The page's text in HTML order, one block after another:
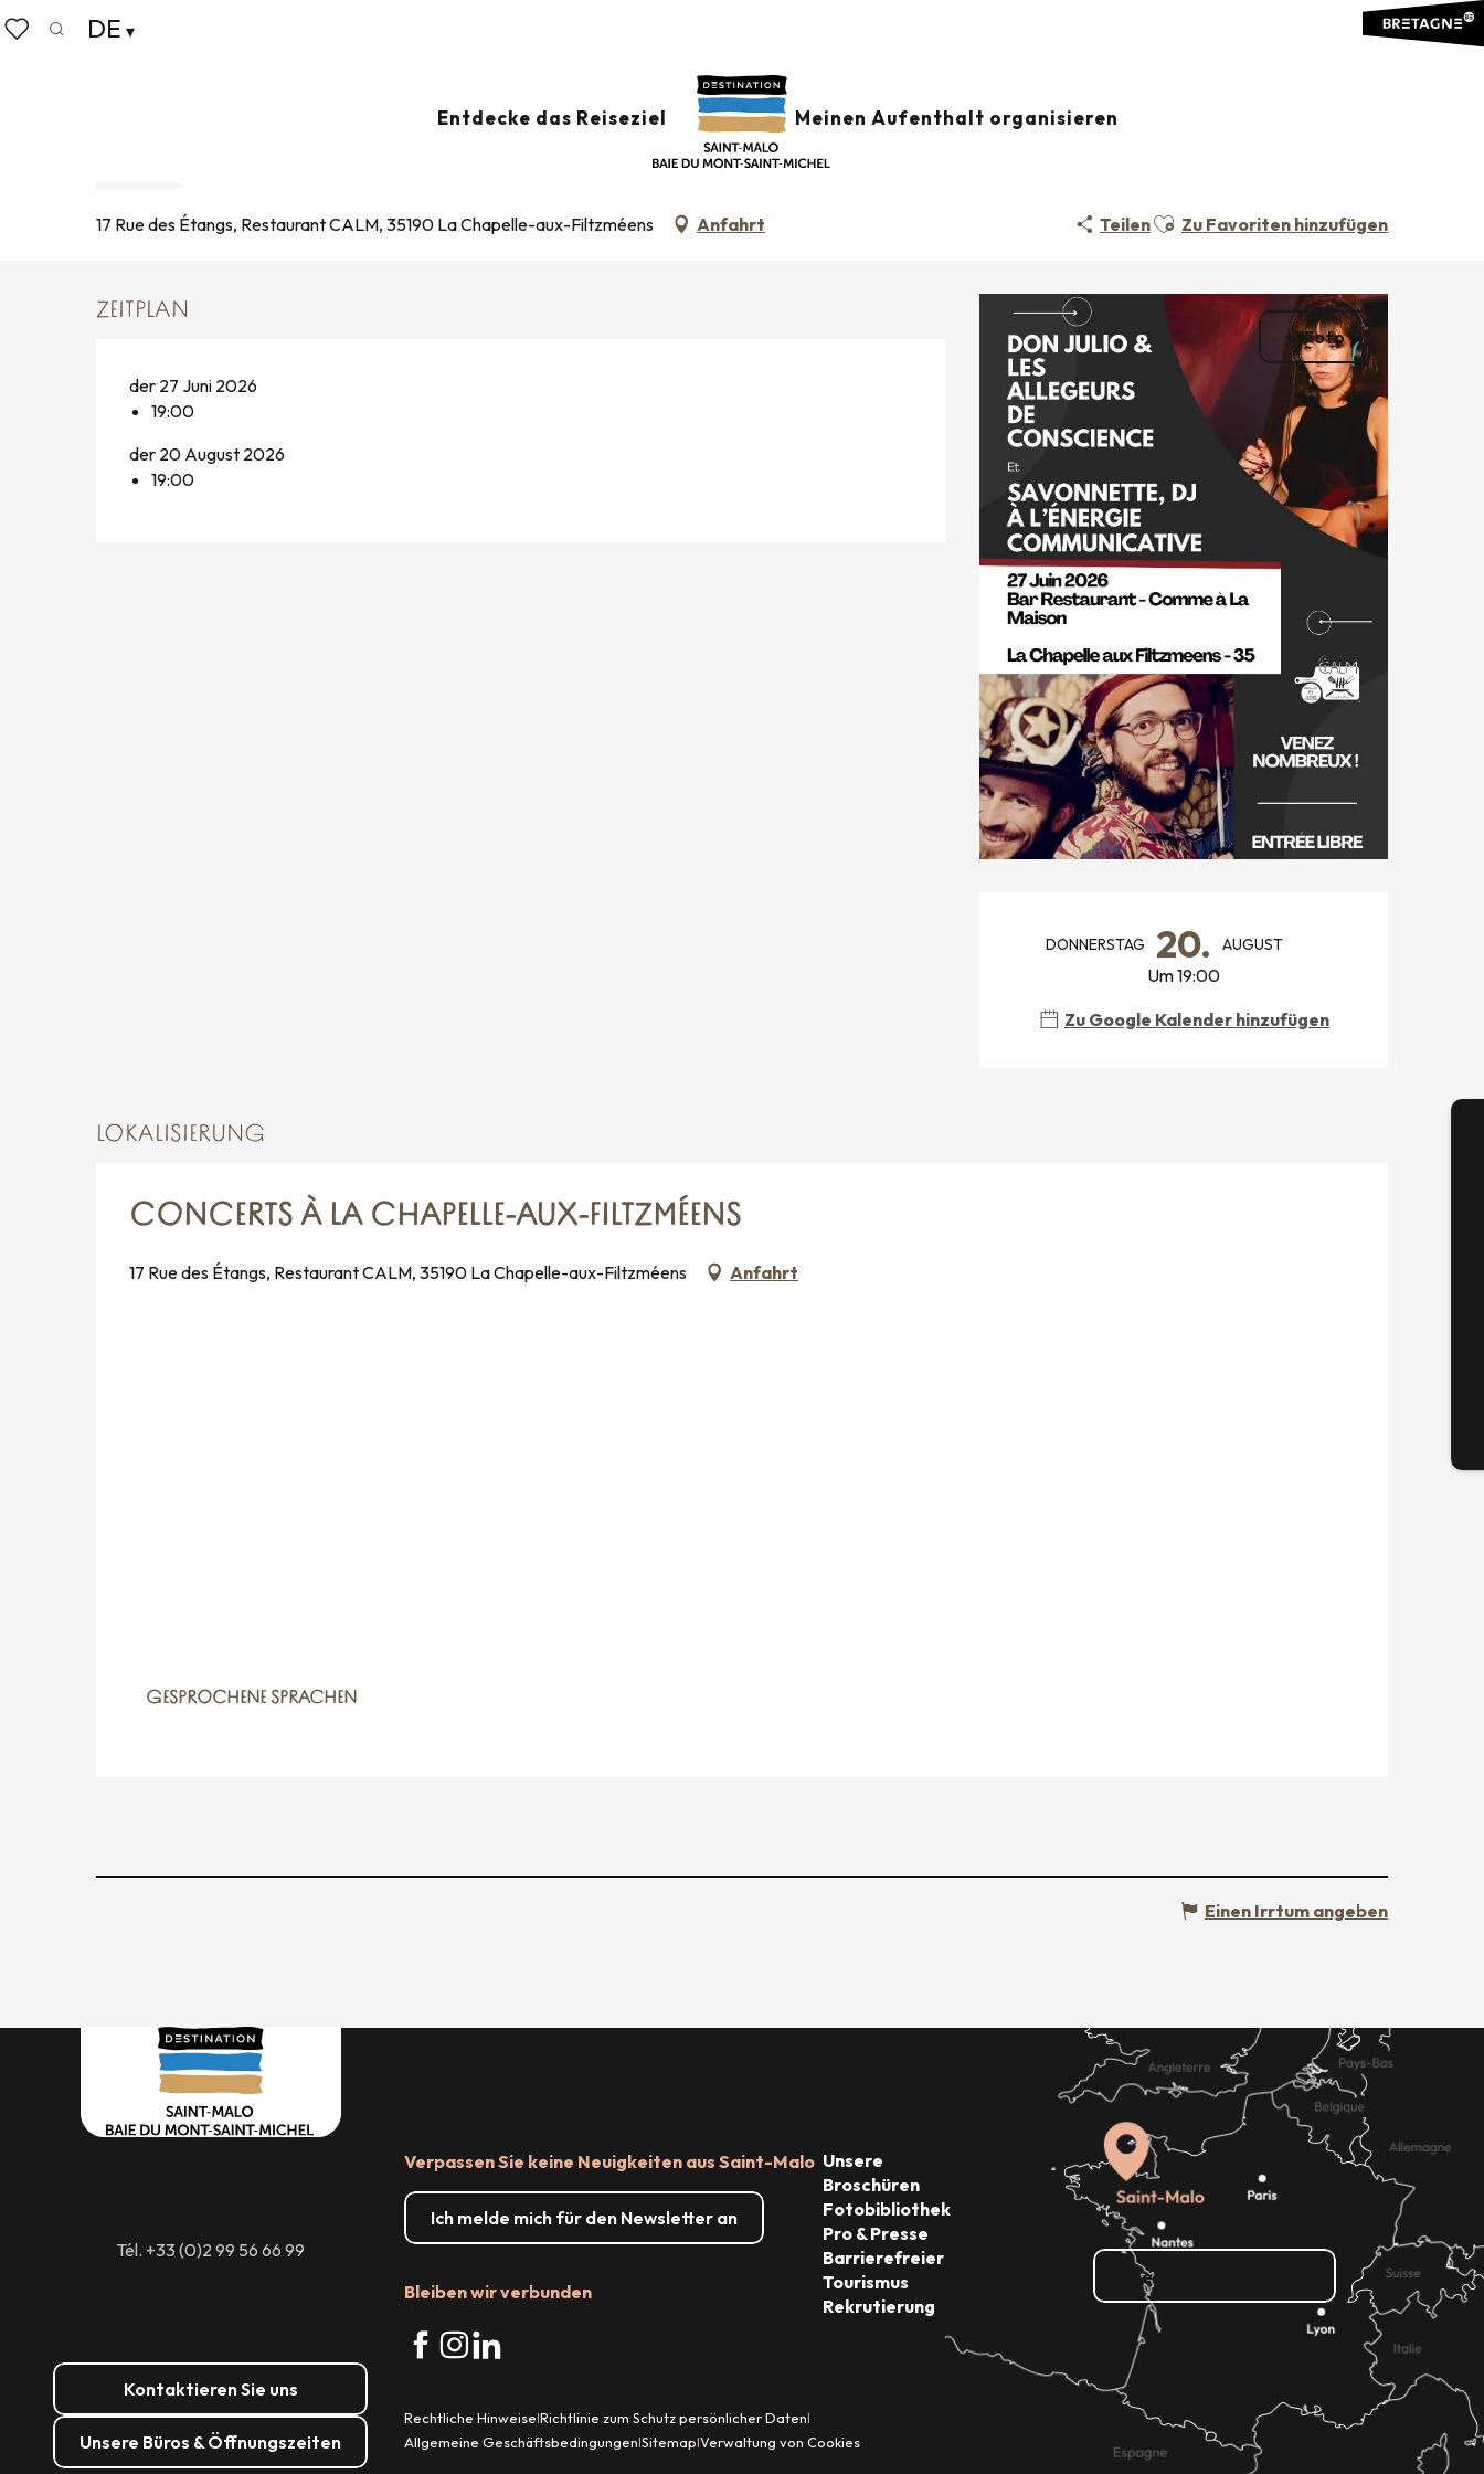
Aller
au
DE
Entdecke das Reiseziel Meinen Aufenthalt organisieren
Startseite
CONCERTS À LA CHAPELLE-AUX-FILTZMÉENS
17 Rue des Étangs, Restaurant CALM, 35190 La Chapelle-aux-Filtzméens Anfahrt TeilenAjouter aux favoris
Zu Favoriten hinzufügen
+1 Foto
ÖFFNUNGSZEITEN &
DONNERSTAG 20. AUGUST
Um 19:00
Zu Google Kalender hinzufügen
ZEITPLAN
der 27 Juni 2026
19:00
der 20 August 2026
19:00
LOKALISIERUNG
CONCERTS À LA CHAPELLE-AUX-FILTZMÉENS
17 Rue des Étangs, Restaurant CALM, 35190 La Chapelle-aux-Filtzméens Anfahrt
GESPROCHENE SPRACHEN
GESPROCHENE SPRACHEN
Einen Irrtum angeben
Tél. +33 (0)2 99 56 66 99
Kontaktieren Sie uns
Unsere Büros & Öffnungszeiten
Verpassen Sie keine Neuigkeiten aus Saint-Malo
Ich melde mich für den Newsletter an
Bleiben wir verbunden
Unsere
Broschüren
Fotobibliothek
Pro & Presse
Barrierefreier
Tourismus
Rekrutierung
Rechtliche Hinweise|Richtlinie zum Schutz persönlicher Daten|
Allgemeine Geschäftsbedingungen|Sitemap|Verwaltung von Cookies
Wie kann ich kommen?